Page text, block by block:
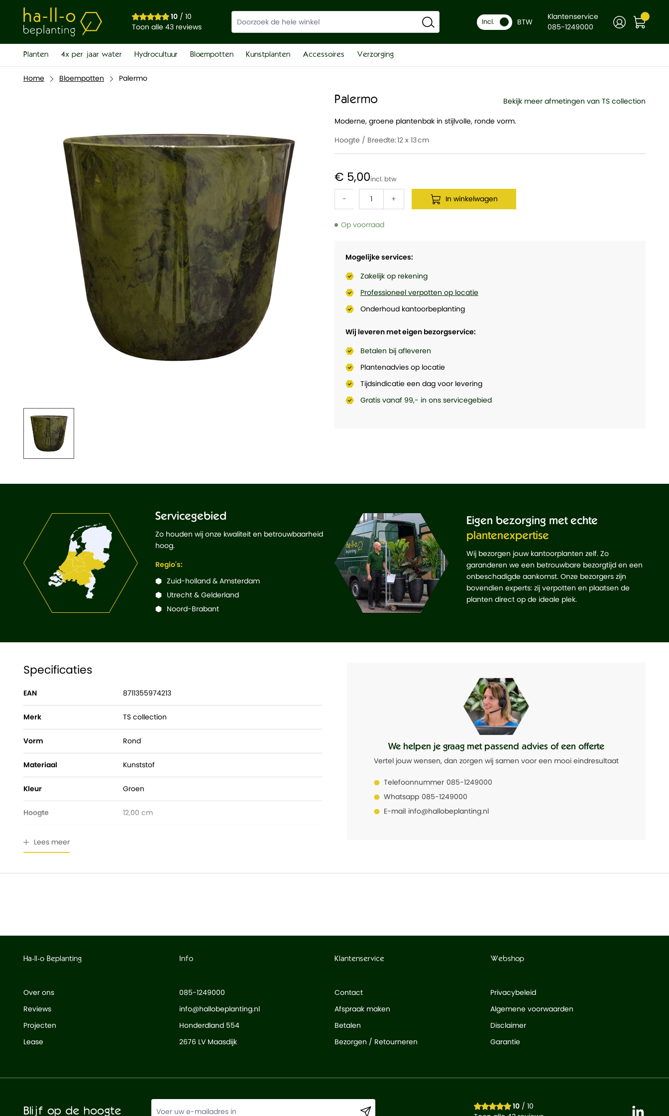
10/ 10
Toon alle 43 reviews
Incl. BTW
Klantenservice
085-1249000
Planten 4x per jaar water Hydrocultuur Bloempotten Kunstplanten Accessoires Verzorging
Home Bloempotten Palermo
Palermo Bekijk meer afmetingen van TS collection
Hoogte / Breedte:12 x 13
Mogelijke services:
Zakelijk op rekening
Professioneel verpotten op locatie
Onderhoud kantoorbeplanting
Wij leveren met eigen bezorgservice:
Betalen bij afleveren
Plantenadvies op locatie
Tijdsindicatie een dag voor levering
Gratis vanaf 99,- in ons servicegebied
Moderne, groene plantenbak in stijlvolle, ronde vorm.
€ 5,00
- + In winkelwagen
Op voorraad
Palermo
€ 5,00 + In winkelwagen
Servicegebied
Zo houden wij onze kwaliteit en betrouwbaarheid
hoog.
Regio's:
Zuid-holland & Amsterdam
Utrecht & Gelderland
Noord-Brabant
Eigen bezorging met echte
plantenexpertise
Wij bezorgen jouw kantoorplanten zelf. Zo
garanderen we een betrouwbare bezorgtijd en een
onbeschadigde aankomst. Onze bezorgers zijn
bovendien experts: zij verpotten en plaatsen de
planten direct op de ideale plek.
Specificaties
EAN 8711355974213
Merk TS collection
Vorm Rond
Materiaal Kunststof
Kleur Groen
Hoogte 12,00 cm
Lees meer
We helpen je graag met passend advies of een offerte
Vertel jouw wensen, dan zorgen wij samen voor een mooi eindresultaat
Telefoonnummer 085-1249000
Whatsapp 085-1249000
E-mail info@hallobeplanting.nl
Ha-ll-o Beplanting
Over ons
Reviews
Projecten
Lease
Info
085-1249000
info@hallobeplanting.nl
Honderdland 554
2676 LV Maasdijk
Klantenservice
Contact
Afspraak maken
Betalen
Bezorgen / Retourneren
Webshop
Privacybeleid
Algemene voorwaarden
Disclaimer
Garantie
Blijf op de hoogte 10/ 10